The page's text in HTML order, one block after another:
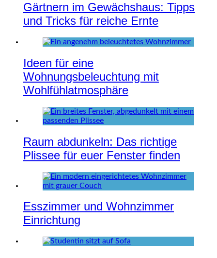
Gärtnern im Gewächshaus: Tipps
und Tricks für reiche Ernte
Ideen für eine
Wohnungsbeleuchtung mit
Wohlfühlatmosphäre
Raum abdunkeln: Das richtige
Plissee für euer Fenster finden
Esszimmer und Wohnzimmer
Einrichtung